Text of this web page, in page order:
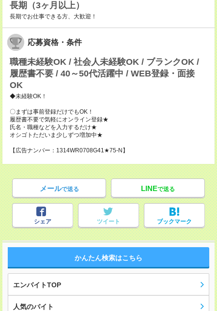
長期（3ヶ月以上）
長期でお仕事できる方、大歓迎！
応募資格・条件
職種未経験OK / 社会人未経験OK / ブランクOK /
履歴書不要 / 40～50代活躍中 / WEB登録・面接
OK
◆未経験OK！
〇まずは事前登録だけでもOK！
履歴書不要で気軽にオンライン登録★
氏名・職種などを入力するだけ★
オシゴトただいま少しずつ増加中★
【広告ナンバー：1314WR0708G41★75-N】
メールで送る LINEで送る
シェア ツイート ブックマーク
かんたん検索はこちら
エンバイトTOP
人気のバイト